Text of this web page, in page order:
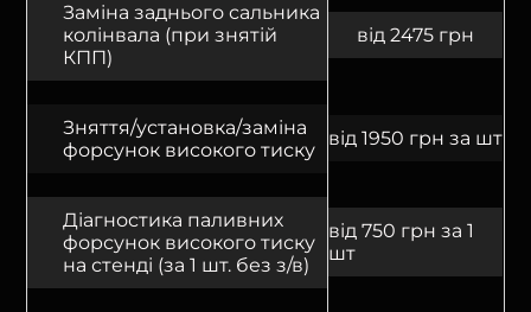
Заміна заднього сальника
колінвала (при знятій
КПП)
від 2475 грн
Зняття/установка/заміна
форсунок високого тиску
від 1950 грн за шт
Діагностика паливних
форсунок високого тиску
на стенді (за 1 шт. без з/в)
від 750 грн за 1
шт